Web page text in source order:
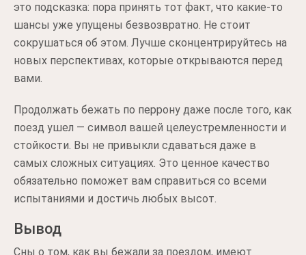
это подсказка: пора принять тот факт, что какие-то
шансы уже упущены безвозвратно. Не стоит
сокрушаться об этом. Лучше сконцентрируйтесь на
новых перспективах, которые открываются перед
вами.
Продолжать бежать по перрону даже после того, как
поезд ушел — символ вашей целеустремленности и
стойкости. Вы не привыкли сдаваться даже в
самых сложных ситуациях. Это ценное качество
обязательно поможет вам справиться со всеми
испытаниями и достичь любых высот.
Вывод
Сны о том, как вы бежали за поездом, имеют